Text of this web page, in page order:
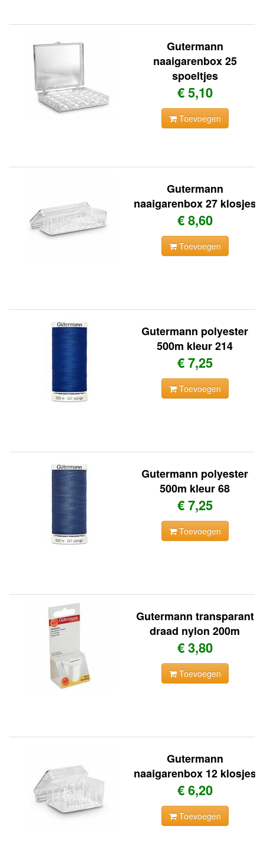
Gutermann
naaigarenbox 25
spoeltjes
€ 5,10
Toevoegen
Gutermann
naaigarenbox 27 klosjes
€ 8,60
Toevoegen
Gutermann polyester
500m kleur 214
€ 7,25
Toevoegen
Gutermann polyester
500m kleur 68
€ 7,25
Toevoegen
Gutermann transparant
draad nylon 200m
€ 3,80
Toevoegen
Gutermann
naaigarenbox 12 klosjes
€ 6,20
Toevoegen